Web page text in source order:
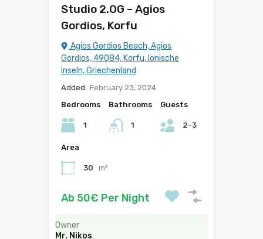
Studio 2.OG – Agios
Gordios, Korfu
Agios Gordios Beach, Agios
Gordios, 49084, Korfu, Ionische
Inseln, Griechenland
Added: February 23, 2024
Bedrooms
1
Bathrooms
1
Guests
2-3
Area
30 m²
Ab 50€ Per Night
Owner
Mr. Nikos